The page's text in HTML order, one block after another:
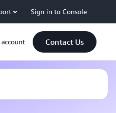
Sign in to Console
account Contact Us